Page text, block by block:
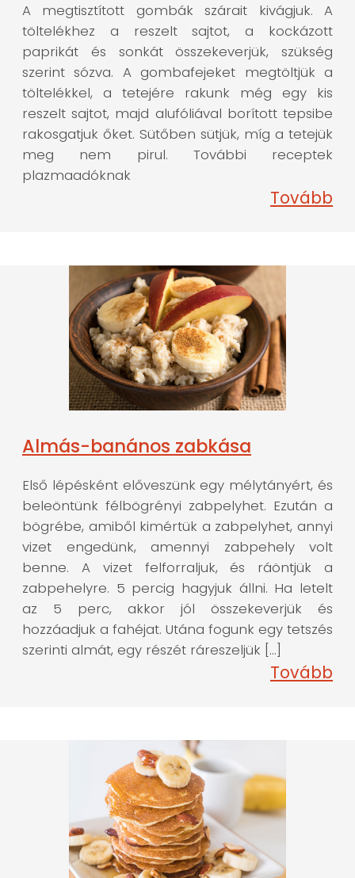
A megtisztított gombák szárait kivágjuk. A
töltelékhez a reszelt sajtot, a kockázott
paprikát és sonkát összekeverjük, szükség
szerint sózva. A gombafejeket megtöltjük a
töltelékkel, a tetejére rakunk még egy kis
reszelt sajtot, majd alufóliával borított tepsibe
rakosgatjuk őket. Sütőben sütjük, míg a tetejük
meg nem pirul. További receptek
plazmaadóknak
Tovább
Almás-banános zabkása
Első lépésként előveszünk egy mélytányért, és
beleöntünk félbögrényi zabpelyhet. Ezután a
bögrébe, amiből kimértük a zabpelyhet, annyi
vizet engedünk, amennyi zabpehely volt
benne. A vizet felforraljuk, és ráöntjük a
zabpehelyre. 5 percig hagyjuk állni. Ha letelt
az 5 perc, akkor jól összekeverjük és
hozzáadjuk a fahéjat. Utána fogunk egy tetszés
szerinti almát, egy részét ráreszeljük […]
Tovább